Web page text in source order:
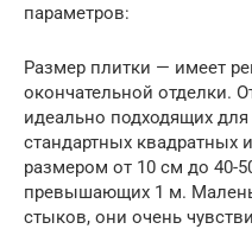
параметров:
Размер плитки — имеет
окончательной отделки.
идеально подходящих
стандартных квадратных
размером от 10 см до 40-
превышающих 1 м.
стыков, они очень